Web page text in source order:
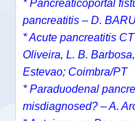
* Pancreaticoportal
pancreatitis – D.
* Acute pancreatitis
Oliveira, L. B.
Estevao; Coimbra/PT
* Paraduodenal
misdiagnosed? – A.